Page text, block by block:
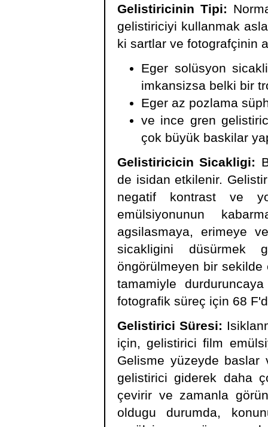
Gelistiricinin Tipi:
gelistiriciyi kullanmak
ki sartlar ve fotografçinin
Eger solüsyon
imkansizsa belki bir
Eger az pozlama
ve ince gren
çok büyük baskilar
Gelistiricicin Sicakligi:
de isidan etkilenir.
negatif kontrast ve
emülsiyonunun
agsilasmaya, erimeye
sicakligini düsürmek
öngörülmeyen bir
tamamiyle
fotografik süreç için 68
Gelistirici Süresi:
için, gelistirici film
Gelisme yüzeyde
gelistirici giderek daha
çevirir ve zamanla
oldugu durumda,